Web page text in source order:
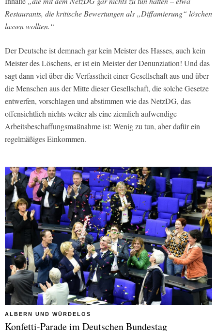
Restaurants, die kritische Bewertungen als „Diffamierung“ löschen
lassen wollten.“
Der Deutsche ist demnach gar kein Meister des Hasses, auch kein
Meister des Löschens, er ist ein Meister der Denunziation! Und das
sagt dann viel über die Verfasstheit einer Gesellschaft aus und über
die Menschen aus der Mitte dieser Gesellschaft, die solche Gesetze
entwerfen, vorschlagen und abstimmen wie das NetzDG, das
offensichtlich nichts weiter als eine ziemlich aufwendige
Arbeitsbeschaffungsmaßnahme ist: Wenig zu tun, aber dafür ein
regelmäßiges Einkommen.
ALBERN UND WÜRDELOS
Konfetti-Parade im Deutschen Bundestag